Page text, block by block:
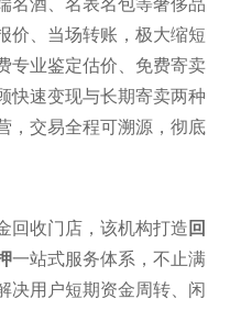
名酒、名表名包等奢侈品
价、当场转账，极大缩短
专业鉴定估价、免费寄卖
快速变现与长期寄卖两种
，交易全程可溯源，彻底
回收门店，该机构打造 回
一站式服务体系，不止满
决用户短期资金周转、闲